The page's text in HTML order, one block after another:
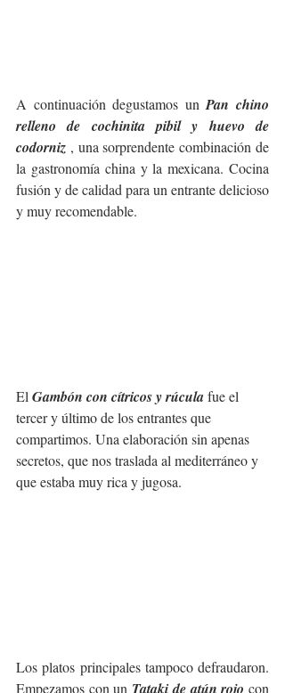
A continuación degustamos un Pan chino
relleno de cochinita pibil y huevo de
codorniz , una sorprendente combinación de
la gastronomía china y la mexicana. Cocina
fusión y de calidad para un entrante delicioso
y muy recomendable.
El Gambón con cítricos y rúcula fue el
tercer y último de los entrantes que
compartimos. Una elaboración sin apenas
secretos, que nos traslada al mediterráneo y
que estaba muy rica y jugosa.
Los platos principales tampoco defraudaron.
Empezamos con un Tataki de atún rojo con